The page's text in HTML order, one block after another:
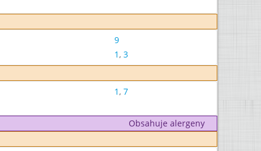
9
1, 3
1, 7
Obsahuje alergeny